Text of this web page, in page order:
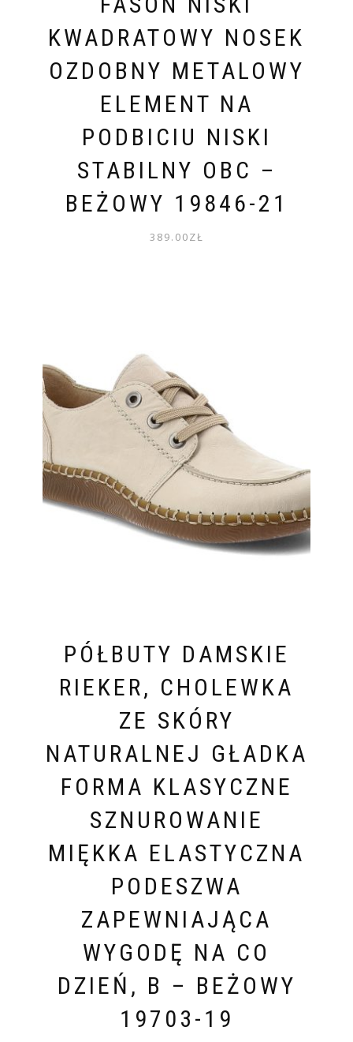
KWADRATOWY NOSEK
OZDOBNY METALOWY
ELEMENT NA
PODBICIU NISKI
STABILNY OBC –
BEŻOWY 19846-21
389.00ZŁ
PÓŁBUTY DAMSKIE
RIEKER, CHOLEWKA
ZE SKÓRY
NATURALNEJ GŁADKA
FORMA KLASYCZNE
SZNUROWANIE
MIĘKKA ELASTYCZNA
PODESZWA
ZAPEWNIAJĄCA
WYGODĘ NA CO
DZIEŃ, B – BEŻOWY
19703-19